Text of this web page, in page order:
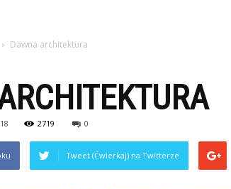
Dawna architektura
2719 0
Tweet (Ćwierkaj) na Twitterze